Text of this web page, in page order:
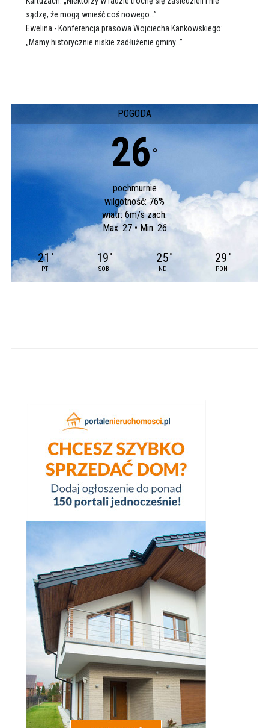
sądzę, że mogą wnieść coś nowego…”
Ewelina - Konferencja prasowa Wojciecha Kankowskiego:
„Mamy historycznie niskie zadłużenie gminy…”
POGODA
26 °
pochmurnie
wilgotność: 76%
wiatr: 6m/s zach.
Max: 27 • Min: 26
21 °
PT
19 °
SOB
25 °
ND
29 °
PON